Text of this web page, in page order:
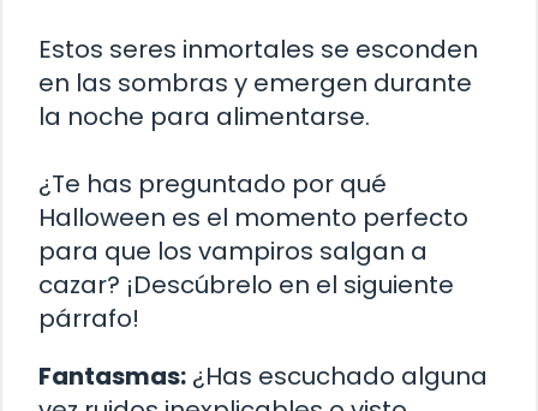
Estos seres inmortales se esconden
en las sombras y emergen durante
la noche para alimentarse.
¿Te has preguntado por qué
Halloween es el momento perfecto
para que los vampiros salgan a
cazar? ¡Descúbrelo en el siguiente
párrafo!
Fantasmas: ¿Has escuchado alguna